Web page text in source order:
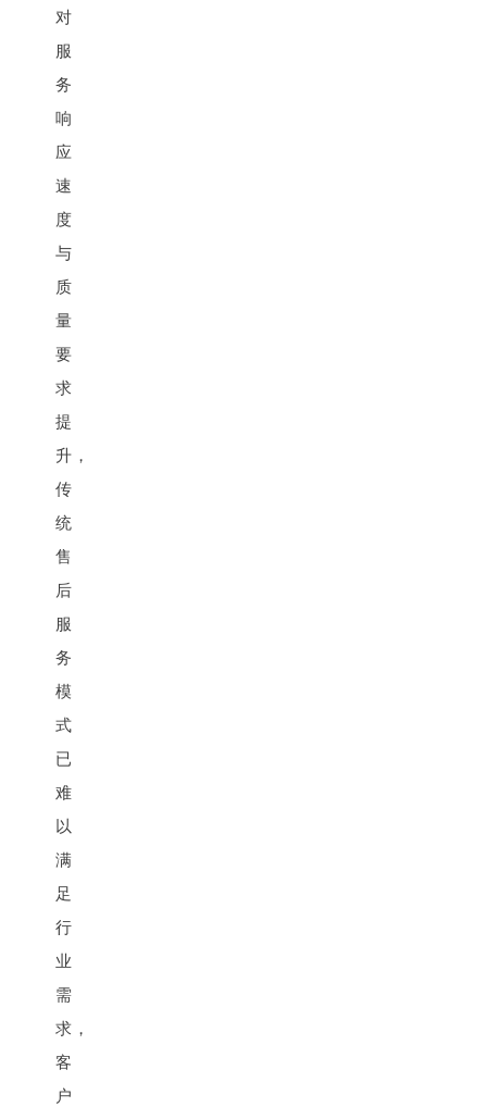
对
服
务
响
应
速
度
与
质
量
要
求
提
升，
传
统
售
后
服
务
模
式
已
难
以
满
足
行
业
需
求，
客
户